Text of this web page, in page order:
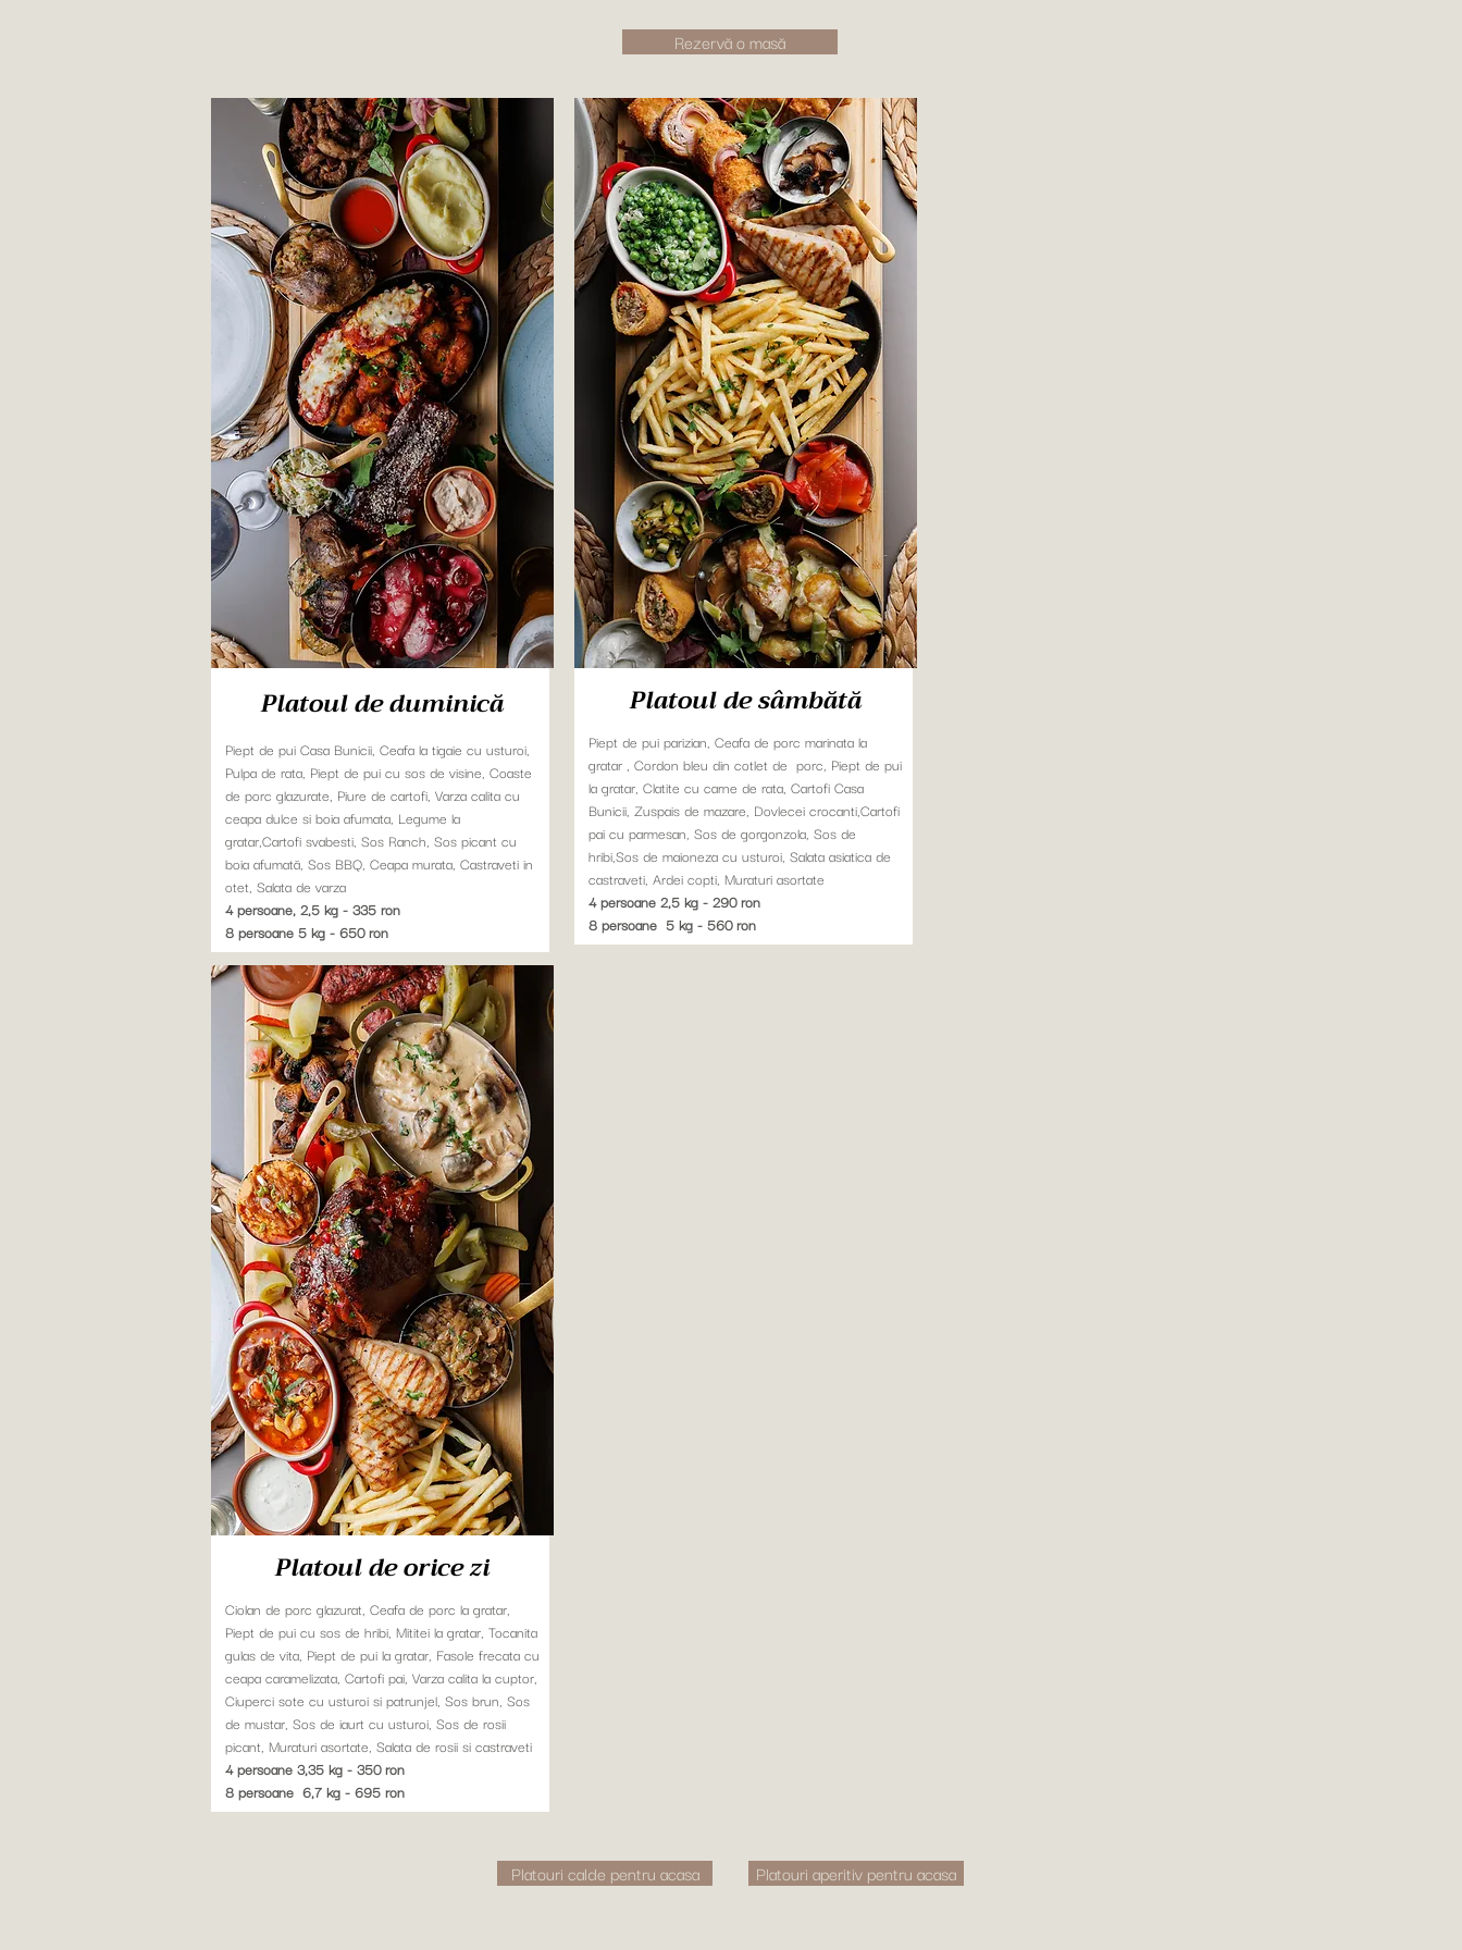
Rezervă o masă
Platoul de duminică
Piept de pui Casa Bunicii, Ceafa la tigaie cu usturoi,
Pulpa de rata, Piept de pui cu sos de visine, Coaste
de porc glazurate, Piure de cartofi, Varza calita cu
ceapa dulce si boia afumata, Legume la
gratar,Cartofi svabesti, Sos Ranch, Sos picant cu
boia afumată, Sos BBQ, Ceapa murata, Castraveti in
otet, Salata de varza
4 persoane, 2,5 kg - 335 ron
8 persoane 5 kg - 650 ron
Platoul de sâmbătă
Piept de pui parizian, Ceafa de porc marinata la
gratar , Cordon bleu din cotlet de porc, Piept de pui
la gratar, Clatite cu carne de rata, Cartofi Casa
Bunicii, Zuspais de mazare, Dovlecei crocanti,Cartofi
pai cu parmesan, Sos de gorgonzola, Sos de
hribi,Sos de maioneza cu usturoi, Salata asiatica de
castraveti, Ardei copti, Muraturi asortate
4 persoane 2,5 kg - 290 ron
8 persoane 5 kg - 560 ron
Platoul de orice zi
Ciolan de porc glazurat, Ceafa de porc la gratar,
Piept de pui cu sos de hribi, Mititei la gratar, Tocanita
gulas de vita, Piept de pui la gratar, Fasole frecata cu
ceapa caramelizata, Cartofi pai, Varza calita la cuptor,
Ciuperci sote cu usturoi si patrunjel, Sos brun, Sos
de mustar, Sos de iaurt cu usturoi, Sos de rosii
picant, Muraturi asortate, Salata de rosii si castraveti
4 persoane 3,35 kg - 350 ron
8 persoane 6,7 kg - 695 ron
Platouri calde pentru acasa Platouri aperitiv pentru acasa